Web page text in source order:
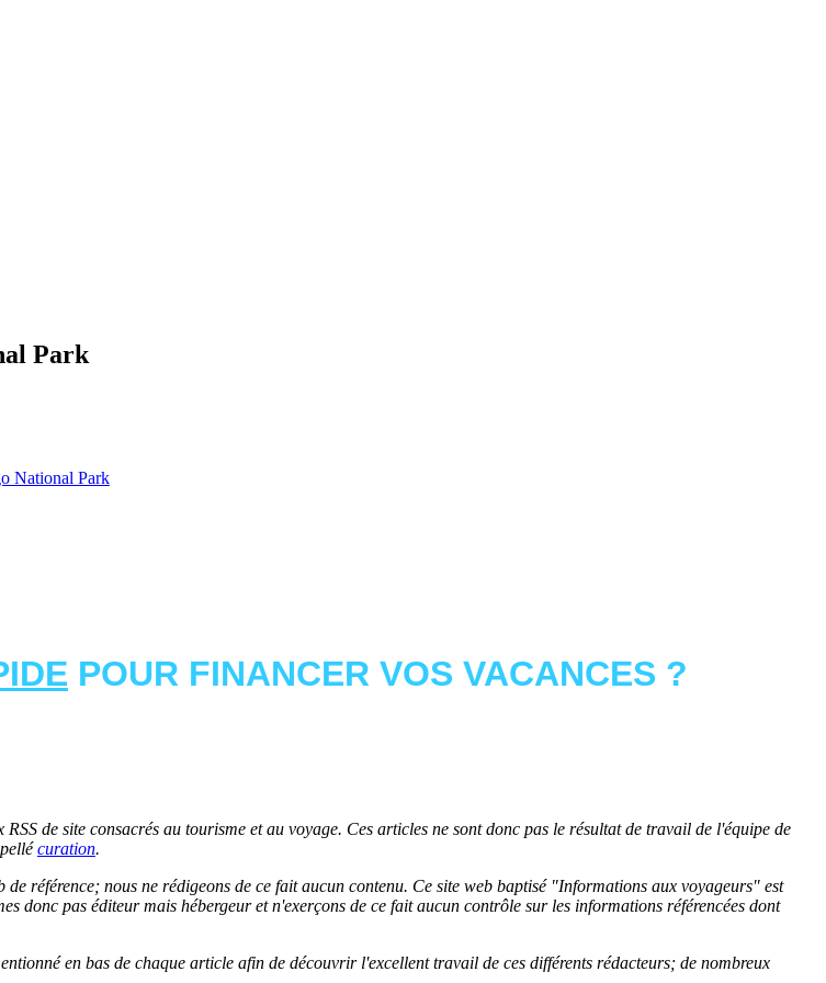
Park
National Park
POUR FINANCER VOS VACANCES ?
de site consacrés au tourisme et au voyage. Ces articles ne sont donc pas le résultat de travail de l'équipe de
curation.
référence; nous ne rédigeons de ce fait aucun contenu. Ce site web baptisé "Informations aux voyageurs" est
donc pas éditeur mais hébergeur et n'exerçons de ce fait aucun contrôle sur les informations référencées dont
en bas de chaque article afin de découvrir l'excellent travail de ces différents rédacteurs; de nombreux